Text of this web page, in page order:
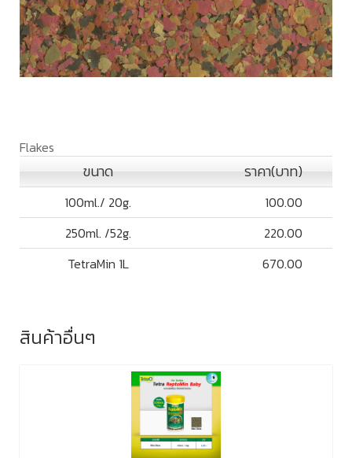
Flakes
ขนาด ราคา(บาท)
100ml./ 20g.
100.00
250ml. /52g.
220.00
TetraMin 1L
670.00
สินค้าอื่นๆ